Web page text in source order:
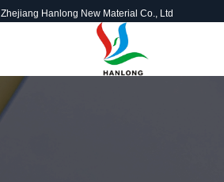
Zhejiang Hanlong New Material Co., Ltd.